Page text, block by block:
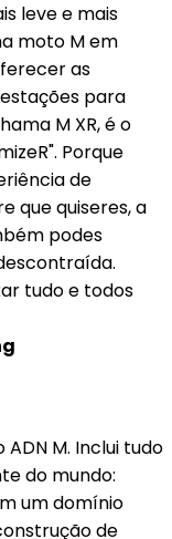
leve e mais
moto M em
as
para
M XR, é o
Porque
de
que quiseres, a
podes
tudo e todos
ADN M. Inclui tudo
do mundo:
um domínio
de